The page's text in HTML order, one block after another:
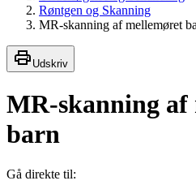
Røntgen og Skanning
MR-skanning af mellemøret
Udskriv
MR-skanning af
barn
Gå direkte til: